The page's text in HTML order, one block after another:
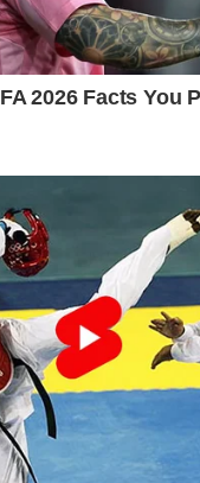
в житті ситуації
жінки повинні
і так не легко між двох
ставити: або я або
важку ситуацію,
все одно її син. І
на ibilingua.com –
– euroresidentes
Поділіться з